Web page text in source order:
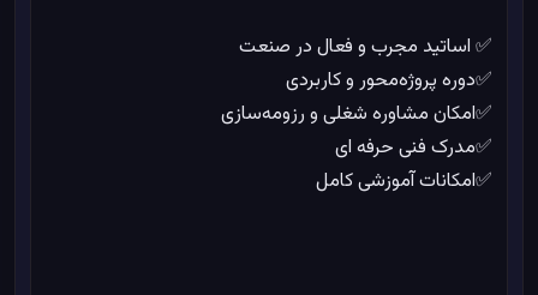
✅ اساتید مجرب و فعال در صنعت
✅دوره پروژه‌محور و کاربردی
✅امکان مشاوره شغلی و رزومه‌سازی
✅مدرک فنی حرفه ای
✅امکانات آموزشی کامل